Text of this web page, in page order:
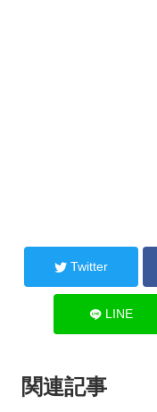
Twitter
LINE
関連記事